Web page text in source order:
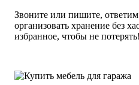
Звоните или пишите,
организовать хранение без
избранное, чтобы не потерять!